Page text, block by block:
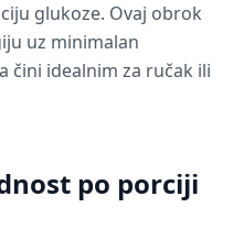
glukoze. Ovaj obrok
uz minimalan
čini idealnim za ručak ili
po porciji